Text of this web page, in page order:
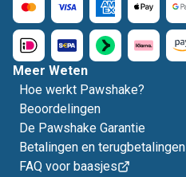
Meer Weten
Hoe werkt Pawshake?
Beoordelingen
De Pawshake Garantie
Betalingen en terugbetalingen
FAQ voor baasjes